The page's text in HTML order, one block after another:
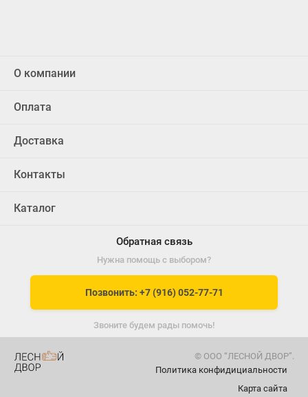
О компании
Оплата
Доставка
Контакты
Каталог
Обратная связь
Нужна помощь с выбором?
Позвонить: +7 (916) 052-77-71
Звоните будем рады помочь!
© ООО “ЛЕСНОЙ ДВОР”.
Карта сайта
Политика конфидициальности